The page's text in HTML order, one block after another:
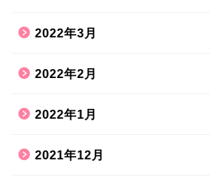
2022年3月
2022年2月
2022年1月
2021年12月